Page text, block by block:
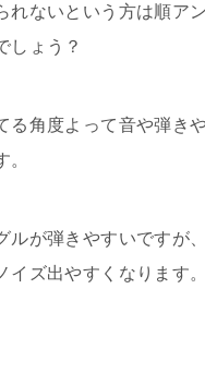
れないという方は順ア
しょう？
る角度よって音や弾き
。
ルが弾きやすいですが
イズ出やすくなります。